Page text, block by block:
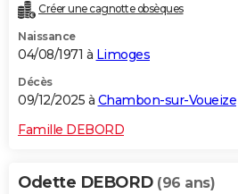
Créer une cagnotte obsèques
Naissance
04/08/1971 à Limoges
Décès
09/12/2025 à Chambon-sur-Voueize
Famille DEBORD
Odette DEBORD (96 ans)